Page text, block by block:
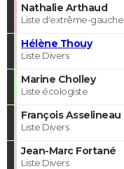
Nathalie Arthaud
Liste d'extrême-gauche
Hélène Thouy
Liste Divers
Marine Cholley
Liste écologiste
François Asselineau
Liste Divers
Jean-Marc Fortané
Liste Divers